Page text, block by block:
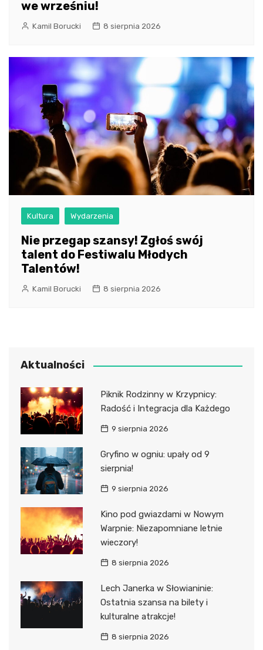
we wrześniu!
Kamil Borucki 8 sierpnia 2026
Kultura Wydarzenia
Nie przegap szansy! Zgłoś swój
talent do Festiwalu Młodych
Talentów!
Kamil Borucki 8 sierpnia 2026
Aktualności
Piknik Rodzinny w Krzypnicy:
Radość i Integracja dla Każdego
9 sierpnia 2026
Gryfino w ogniu: upały od 9
sierpnia!
9 sierpnia 2026
Kino pod gwiazdami w Nowym
Warpnie: Niezapomniane letnie
wieczory!
8 sierpnia 2026
Lech Janerka w Słowianinie:
Ostatnia szansa na bilety i
kulturalne atrakcje!
8 sierpnia 2026